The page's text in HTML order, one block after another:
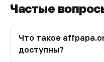
Частые
Что такое
доступны?